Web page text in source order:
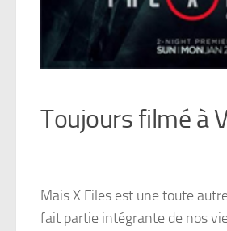
Toujours filmé à
Mais X Files est une toute
fait partie intégrante de nos